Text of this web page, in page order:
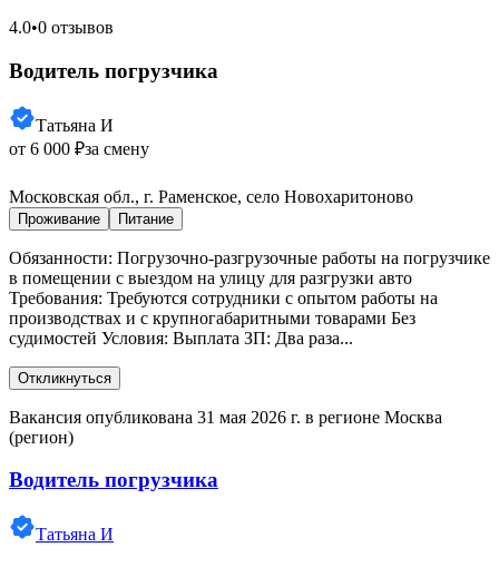
4.0•0 отзывов
Водитель погрузчика
Татьяна И
от 6 000 ₽за смену
Московская обл., г. Раменское, село Новохаритоново
Проживание Питание
Обязанности: Погрузочно-разгрузочные работы на погрузчике
в помещении с выездом на улицу для разгрузки авто
Требования: Требуются сотрудники с опытом работы на
производствах и с крупногабаритными товарами Без
судимостей Условия: Выплата ЗП: Два раза...
Откликнуться
Вакансия опубликована 31 мая 2026 г. в регионе Москва
(регион)
Водитель погрузчика
Татьяна И